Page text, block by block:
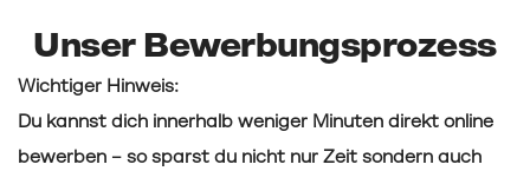
Unser Bewerbungsprozess
Wichtiger Hinweis:
Du kannst dich innerhalb weniger Minuten direkt online
bewerben – so sparst du nicht nur Zeit sondern auch